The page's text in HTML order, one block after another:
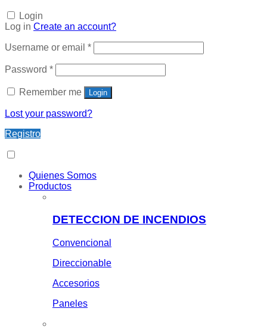
Login
Log in Create an account?
Username or email *
Password *
Remember me Login
Lost your password?
Registro
Quienes Somos
Productos
DETECCION DE INCENDIOS
Convencional
Direccionable
Accesorios
Paneles